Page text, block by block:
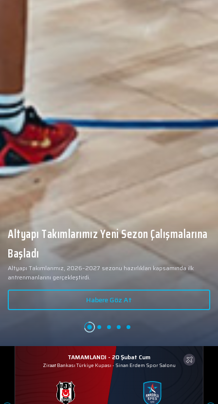
Altyapı Takımlarımız Yeni Sezon Çalışmalarına
Başladı
Altyapı Takımlarımız, 2026–2027 sezonu hazırlıkları kapsamında ilk
antrenmanlarını gerçekleştirdi.
Habere Göz At
TAMAMLANDI - 20 Şubat Cum
Ziraat Bankası Türkiye Kupası - Sinan Erdem Spor Salonu